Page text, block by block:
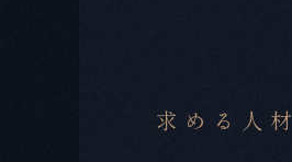
求める人材